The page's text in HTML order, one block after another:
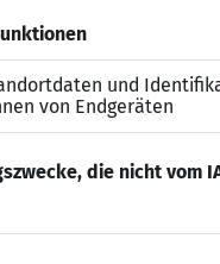
bei expertum
übernommenen Daten
– fertig. Wir freuen uns